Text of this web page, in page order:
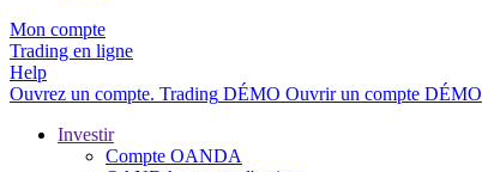
Mon compte
Trading en ligne
Help
Ouvrez un compte. Trading DÉMO Ouvrir un compte DÉMO
Investir
Compte OANDA